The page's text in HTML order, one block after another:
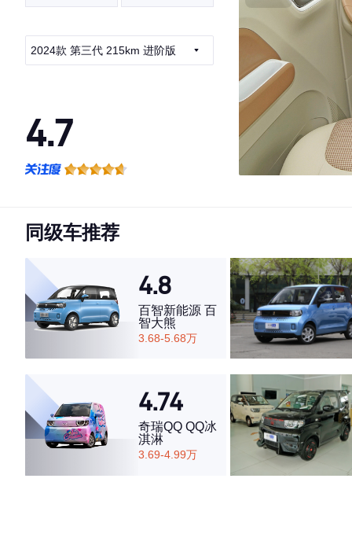
2024款 第三代 215km 进阶版
4.7
·空间表现较为优秀，优于63%同级车
同级车推荐
4.8
百智新能源 百
智大熊
3.68-5.68万
4.74
奇瑞QQ QQ冰
淇淋
3.69-4.99万